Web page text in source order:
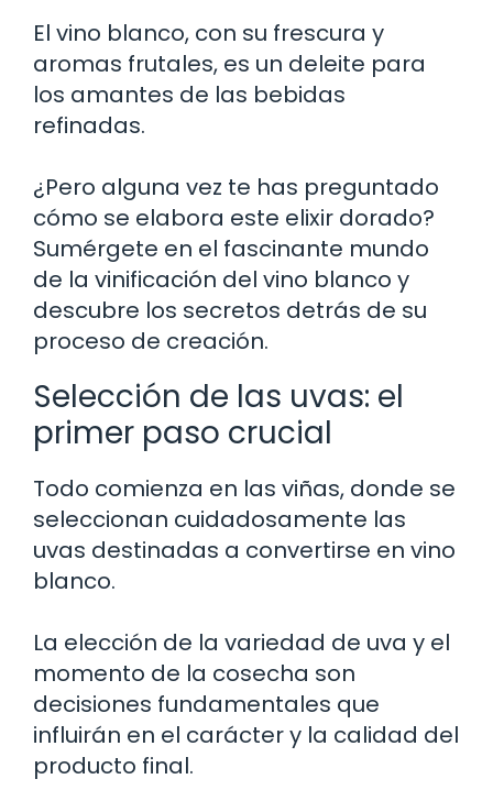
El vino blanco, con su frescura y
aromas frutales, es un deleite para
los amantes de las bebidas
refinadas.
¿Pero alguna vez te has preguntado
cómo se elabora este elixir dorado?
Sumérgete en el fascinante mundo
de la vinificación del vino blanco y
descubre los secretos detrás de su
proceso de creación.
Selección de las uvas: el
primer paso crucial
Todo comienza en las viñas, donde se
seleccionan cuidadosamente las
uvas destinadas a convertirse en vino
blanco.
La elección de la variedad de uva y el
momento de la cosecha son
decisiones fundamentales que
influirán en el carácter y la calidad del
producto final.